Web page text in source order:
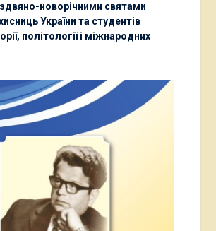
новорічними святами
України та студентів
політології і міжнародних